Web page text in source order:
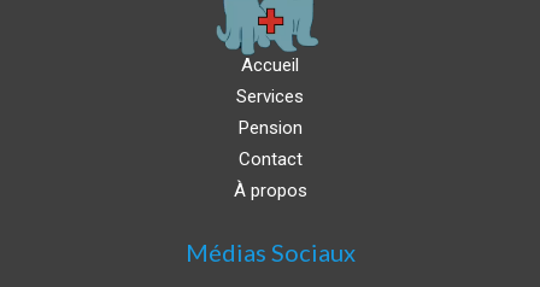
Accueil
Services
Pension
Contact
À propos
Médias Sociaux